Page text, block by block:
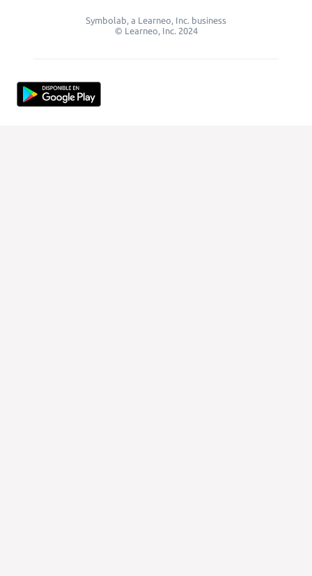
Symbolab, a Learneo, Inc. business
© Learneo, Inc. 2024